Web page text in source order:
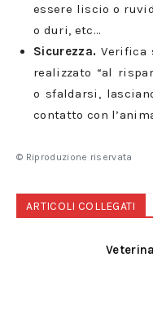
essere liscio o
o duri, etc…
Sicurezza. Verifica
realizzato “al
o sfaldarsi,
contatto con
© Riproduzione riservata
ARTICOLI COLLEGATI